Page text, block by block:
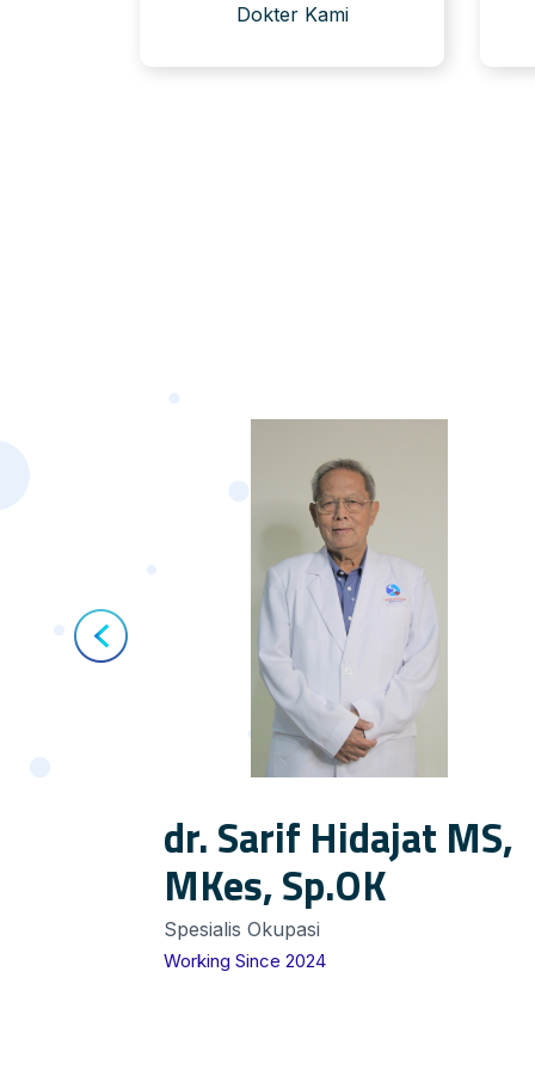
Dokter Kami
dr. Sarif Hidajat MS,
MKes, Sp.OK
Spesialis Okupasi
Working Since 2024